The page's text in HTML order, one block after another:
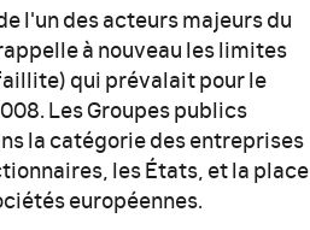
l'un des acteurs majeurs du
à nouveau les limites
qui prévalait pour le
Les Groupes publics
la catégorie des entreprises
les États, et la place
européennes.